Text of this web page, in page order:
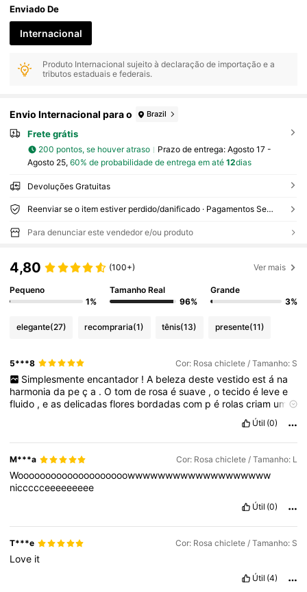
Enviado De
Internacional
Produto Internacional sujeito à declaração de importação e a
tributos estaduais e federais.
Envio Internacional para o Brazil
Frete grátis
200 pontos, se houver atraso Prazo de entrega: Agosto 17 -
Agosto 25, 60% de probabilidade de entrega em até 12dias
Devoluções Gratuitas
Reenviar se o item estiver perdido/danificado · Pagamentos Seguros · Proteção de privacidade
Para denunciar este vendedor e/ou produto
4,80 (100+) Ver mais
Pequeno
1%
Tamanho Real
96%
Grande
3%
elegante(27) recompraria(1) tênis(13) presente(11)
5***8 Cor: Rosa chiclete / Tamanho: S
Simplesmente encantador ! A beleza deste vestido est á na
harmoniada peça .Otomde rosaésuave ,otecidoé levee
fluido ,easdelicadasflores bordadascom pé rolascriam um
acabamento
a. Fiquei
apaixonadaemuitosatisfeitacomacompra!
Útil (0)
M***a Cor: Rosa chiclete / Tamanho: L
Woooooooooooooooooooowwwwwwwwwwwwwwwwwww
niccccceeeeeeeee
Útil (0)
T***e Cor: Rosa chiclete / Tamanho: S
Love it
Útil (4)